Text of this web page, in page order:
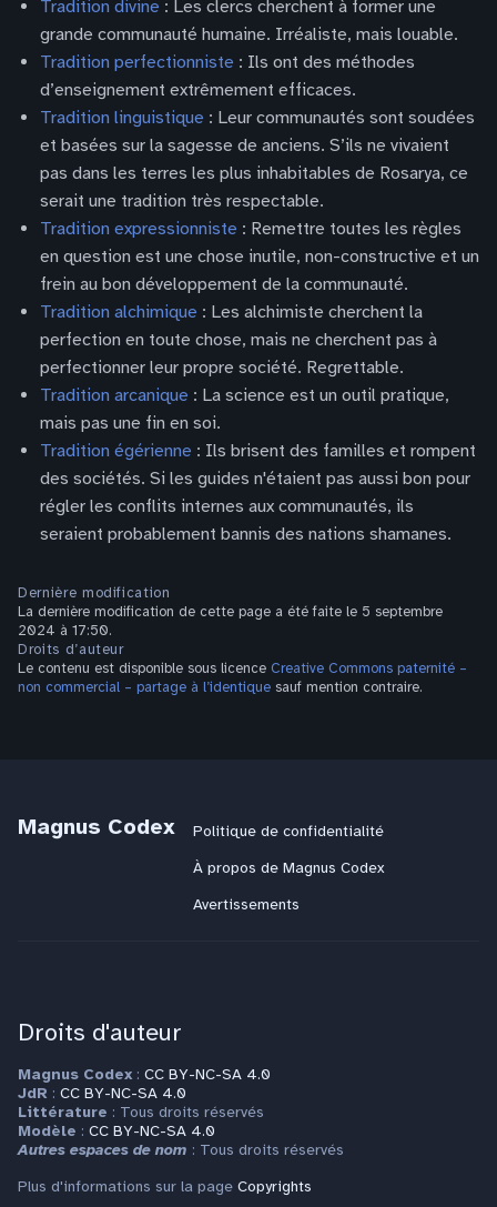
Tradition divine : Les clercs cherchent à former une
grande communauté humaine. Irréaliste, mais louable.
Tradition perfectionniste : Ils ont des méthodes
d’enseignement extrêmement efficaces.
Tradition linguistique : Leur communautés sont soudées
et basées sur la sagesse de anciens. S’ils ne vivaient
pas dans les terres les plus inhabitables de Rosarya, ce
serait une tradition très respectable.
Tradition expressionniste : Remettre toutes les règles
en question est une chose inutile, non-constructive et un
frein au bon développement de la communauté.
Tradition alchimique : Les alchimiste cherchent la
perfection en toute chose, mais ne cherchent pas à
perfectionner leur propre société. Regrettable.
Tradition arcanique : La science est un outil pratique,
mais pas une fin en soi.
Tradition égérienne : Ils brisent des familles et rompent
des sociétés. Si les guides n'étaient pas aussi bon pour
régler les conflits internes aux communautés, ils
seraient probablement bannis des nations shamanes.
Dernière modification
La dernière modification de cette page a été faite le 5 septembre
2024 à 17:50.
Droits d’auteur
Le contenu est disponible sous licence Creative Commons paternité –
non commercial – partage à l’identique sauf mention contraire.
Magnus Codex
Politique de confidentialité
À propos de Magnus Codex
Avertissements
Droits d'auteur
Magnus Codex : CC BY-NC-SA 4.0
JdR : CC BY-NC-SA 4.0
Littérature : Tous droits réservés
Modèle : CC BY-NC-SA 4.0
Autres espaces de nom : Tous droits réservés
Plus d'informations sur la page Copyrights